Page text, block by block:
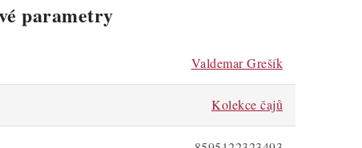
parametry
Valdemar Grešík
Kolekce čajů